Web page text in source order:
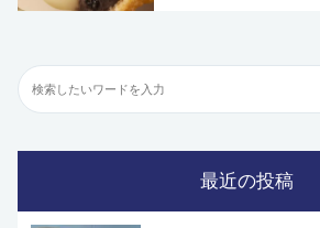
最近の投稿